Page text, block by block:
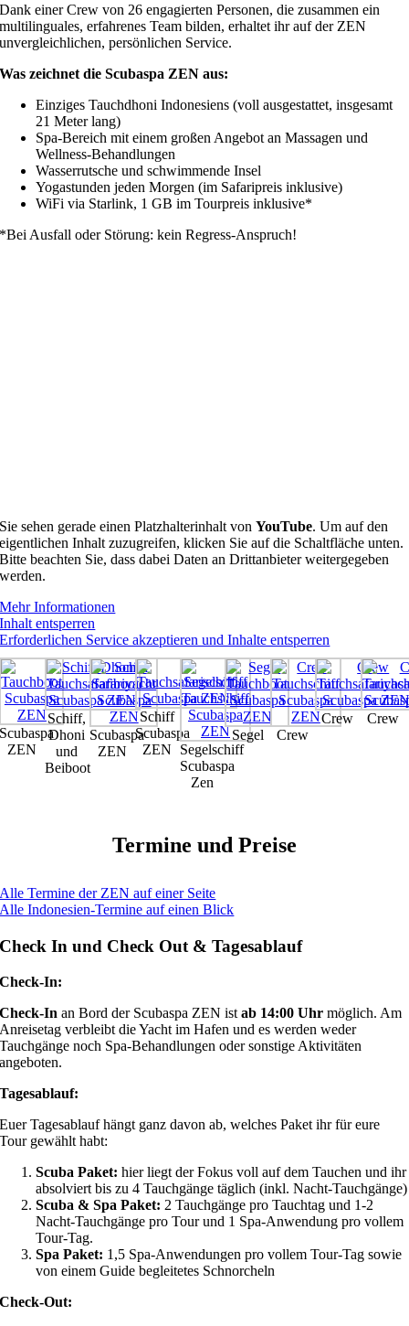
Dank einer Crew von 26 engagierten Personen, die zusammen ein
multilinguales, erfahrenes Team bilden, erhaltet ihr auf der ZEN
unvergleichlichen, persönlichen Service.
Was zeichnet die Scubaspa ZEN aus:
Einziges Tauchdhoni Indonesiens (voll ausgestattet, insgesamt
21 Meter lang)
Spa-Bereich mit einem großen Angebot an Massagen und
Wellness-Behandlungen
Wasserrutsche und schwimmende Insel
Yogastunden jeden Morgen (im Safaripreis inklusive)
WiFi via Starlink, 1 GB im Tourpreis inklusive*
*Bei Ausfall oder Störung: kein Regress-Anspruch!
Sie sehen gerade einen Platzhalterinhalt vonYouTube. Um auf den
eigentlichen Inhalt zuzugreifen, klicken Sie auf die Schaltfläche unten.
Bitte beachten Sie, dass dabei Daten an Drittanbieter weitergegeben
werden.
Mehr Informationen
Inhalt entsperren
Erforderlichen Service akzeptieren und Inhalte entsperren
Scubaspa
ZEN
Schiff,
Dhoni
und
Beiboot
Scubaspa
ZEN
Schiff
Scubaspa
ZEN
Segelschiff
Scubaspa
Zen
Segel Crew
Crew Crew
Termine und Preise
Alle Termine der ZEN auf einer Seite
Alle Indonesien-Termine auf einen Blick
Check In und Check Out & Tagesablauf
Check-In:
Check-In an Bord der Scubaspa ZEN istab 14:00 Uhr möglich. Am
Anreisetag verbleibt die Yacht im Hafen und es werden weder
Tauchgänge noch Spa-Behandlungen oder sonstige Aktivitäten
angeboten.
Tagesablauf:
Euer Tagesablauf hängt ganz davon ab, welches Paket ihr für eure
Tour gewählt habt:
Scuba Paket: hier liegt der Fokus voll auf dem Tauchen und ihr
absolviert bis zu 4 Tauchgänge täglich (inkl. Nacht-Tauchgänge)
Scuba & Spa Paket: 2 Tauchgänge pro Tauchtag und 1-2
Nacht-Tauchgänge pro Tour und 1 Spa-Anwendung pro vollem
Tour-Tag.
Spa Paket: 1,5 Spa-Anwendungen pro vollem Tour-Tag sowie
von einem Guide begleitetes Schnorcheln
Check-Out: